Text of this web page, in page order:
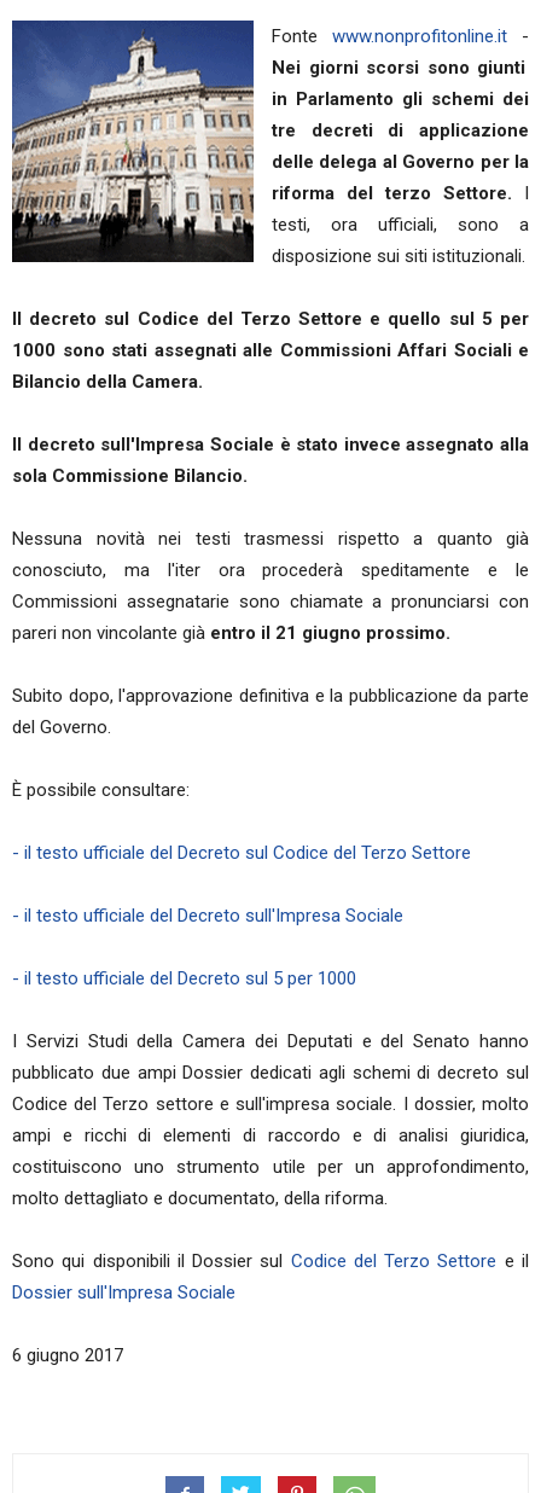
Fonte www.nonprofitonline.it -
Nei giorni scorsi sono giunti
in Parlamento gli schemi dei
tre decreti di applicazione
delle delega al Governo per la
riforma del terzo Settore. I
testi, ora ufficiali, sono a
disposizione sui siti istituzionali.
Il decreto sul Codice del Terzo Settore e quello sul 5 per
1000 sono stati assegnati alle Commissioni Affari Sociali e
Bilancio della Camera.
Il decreto sull'Impresa Sociale è stato invece assegnato alla
sola Commissione Bilancio.
Nessuna novità nei testi trasmessi rispetto a quanto già
conosciuto, ma l'iter ora procederà speditamente e le
Commissioni assegnatarie sono chiamate a pronunciarsi con
pareri non vincolante già entro il 21 giugno prossimo.
Subito dopo, l'approvazione definitiva e la pubblicazione da parte
del Governo.
È possibile consultare:
- il testo ufficiale del Decreto sul Codice del Terzo Settore
- il testo ufficiale del Decreto sull'Impresa Sociale
- il testo ufficiale del Decreto sul 5 per 1000
I Servizi Studi della Camera dei Deputati e del Senato hanno
pubblicato due ampi Dossier dedicati agli schemi di decreto sul
Codice del Terzo settore e sull'impresa sociale. I dossier, molto
ampi e ricchi di elementi di raccordo e di analisi giuridica,
costituiscono uno strumento utile per un approfondimento,
molto dettagliato e documentato, della riforma.
Sono qui disponibili il Dossier sul Codice del Terzo Settore e il
Dossier sull'Impresa Sociale
6 giugno 2017